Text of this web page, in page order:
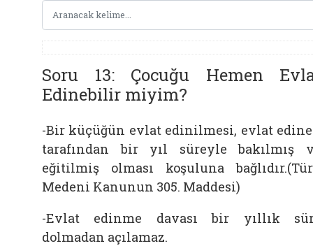
Soru 13: Çocuğu Hemen
Edinebilir miyim?
-Bir küçüğün evlat edinilmesi, evlat
tarafından bir yıl süreyle bakılmış
eğitilmiş olması koşuluna
Medeni Kanunun 305. Maddesi)
-Evlat edinme davası bir yıllık
dolmadan açılamaz.